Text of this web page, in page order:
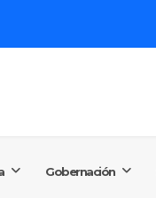
Gobernación